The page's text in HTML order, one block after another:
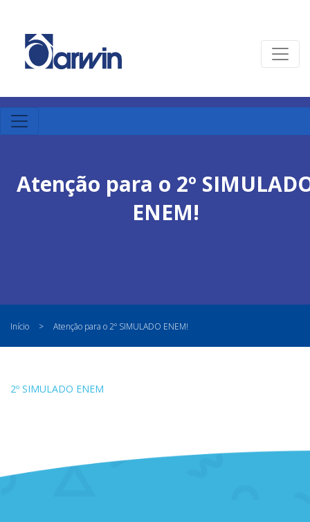
Atenção para o 2º
ENEM!
Início > Atenção para o 2º SIMULADO ENEM!
2º SIMULADO ENEM